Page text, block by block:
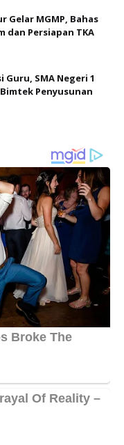
Gelar MGMP, Bahas
dan Persiapan TKA
SMA Negeri 1
Penyusunan